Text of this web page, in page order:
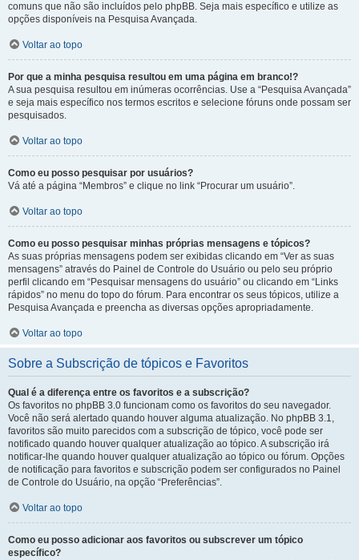
comuns que não são incluídos pelo phpBB. Seja mais específico e utilize as
opções disponíveis na Pesquisa Avançada.
Voltar ao topo
Por que a minha pesquisa resultou em uma página em branco!?
A sua pesquisa resultou em inúmeras ocorrências. Use a “Pesquisa Avançada”
e seja mais específico nos termos escritos e selecione fóruns onde possam ser
pesquisados.
Voltar ao topo
Como eu posso pesquisar por usuários?
Vá até a página “Membros” e clique no link “Procurar um usuário”.
Voltar ao topo
Como eu posso pesquisar minhas próprias mensagens e tópicos?
As suas próprias mensagens podem ser exibidas clicando em “Ver as suas
mensagens” através do Painel de Controle do Usuário ou pelo seu próprio
perfil clicando em “Pesquisar mensagens do usuário” ou clicando em “Links
rápidos” no menu do topo do fórum. Para encontrar os seus tópicos, utilize a
Pesquisa Avançada e preencha as diversas opções apropriadamente.
Voltar ao topo
Sobre a Subscrição de tópicos e Favoritos
Qual é a diferença entre os favoritos e a subscrição?
Os favoritos no phpBB 3.0 funcionam como os favoritos do seu navegador.
Você não será alertado quando houver alguma atualização. No phpBB 3.1,
favoritos são muito parecidos com a subscrição de tópico, você pode ser
notificado quando houver qualquer atualização ao tópico. A subscrição irá
notificar-lhe quando houver qualquer atualização ao tópico ou fórum. Opções
de notificação para favoritos e subscrição podem ser configurados no Painel
de Controle do Usuário, na opção “Preferências”.
Voltar ao topo
Como eu posso adicionar aos favoritos ou subscrever um tópico
específico?